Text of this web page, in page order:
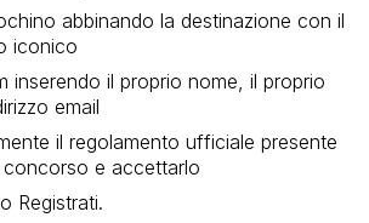
abbinando la destinazione con il
iconico
inserendo il proprio nome, il proprio
email
il regolamento ufficiale presente
concorso e accettarlo
Registrati.